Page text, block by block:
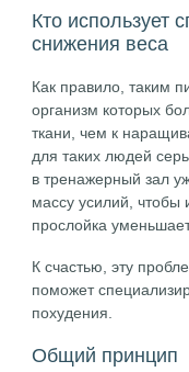
Кто использует
снижения веса
Как правило, таким
организм которых
ткани, чем к
для таких людей
в тренажерный зал
массу усилий, чтобы
прослойка
К счастью, эту
поможет
похудения.
Общий принцип